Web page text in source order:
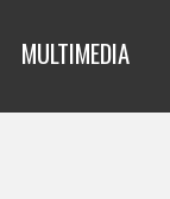
MULTIMEDIA